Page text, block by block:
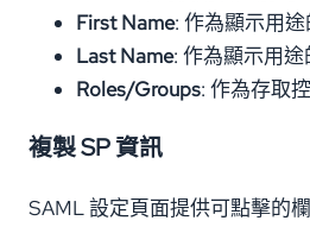
First Name: 作為顯示用
Last Name: 作為顯示用
Roles/Groups: 作為存取
複製 SP 資訊
SAML 設定頁面提供可點擊的